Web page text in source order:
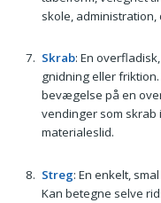
skole,
Skrab: En
gnidning eller
bevægelse på en
vendinger som skrab
materialeslid.
Streg: En enkelt,
Kan betegne selve